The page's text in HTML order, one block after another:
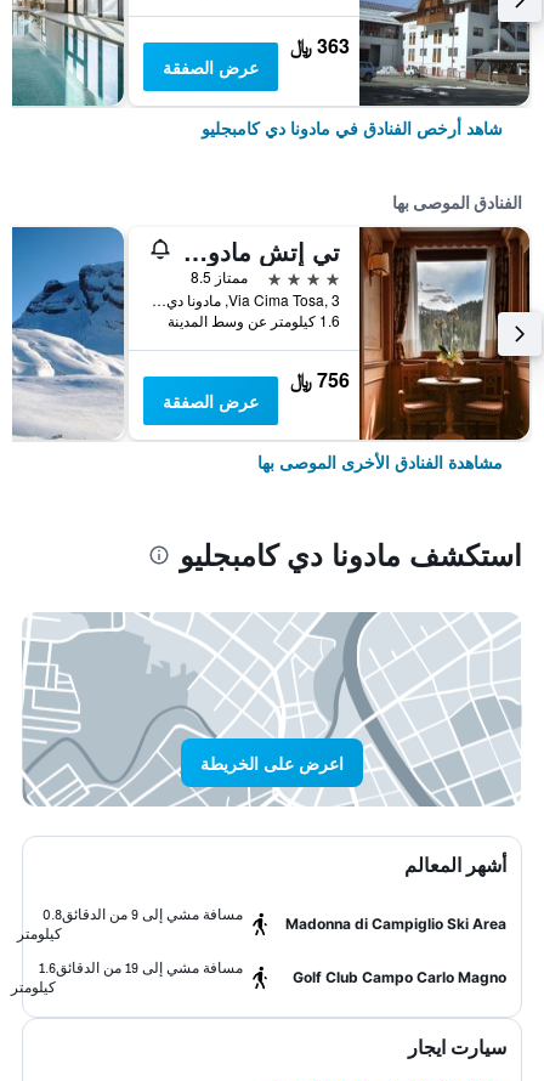
363 ﷼
عرض الصفقة
شاهد أرخص الفنادق في مادونا دي كامبجليو
الفنادق الموصى بها
تي إتش مادونا دي كامبيليو - جولف هوتل
4 نجوم
ممتاز 8.5
Via Cima Tosa, 3, مادونا دي كامبجليو, مقاطعة ترينتو, إيطاليا
1.6 كيلومتر عن وسط المدينة
756 ﷼
عرض الصفقة
مشاهدة الفنادق الأخرى الموصى بها
استكشف مادونا دي كامبجليو
اعرض على الخريطة
أشهر المعالم
Madonna di Campiglio Ski Area
مسافة مشي إلى 9 من الدقائق
0.8
كيلومتر
Golf Club Campo Carlo Magno
مسافة مشي إلى 19 من الدقائق
1.6
كيلومتر
سيارت ايجار